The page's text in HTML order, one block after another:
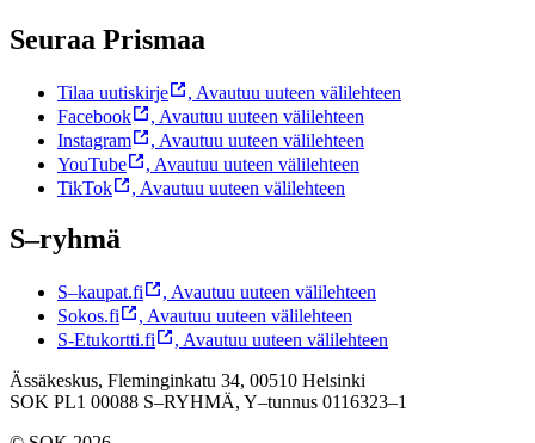
Seuraa Prismaa
Tilaa uutiskirje , Avautuu uuteen välilehteen
Facebook
, Avautuu uuteen välilehteen
Instagram
, Avautuu uuteen välilehteen
YouTube
, Avautuu uuteen välilehteen
TikTok
, Avautuu uuteen välilehteen
S–ryhmä
S–kaupat.fi , Avautuu uuteen välilehteen
Sokos.fi
, Avautuu uuteen välilehteen
S-Etukortti.fi
, Avautuu uuteen välilehteen
Ässäkeskus, Fleminginkatu 34, 00510 Helsinki
SOK PL1 00088 S–RYHMÄ, Y–tunnus 0116323–1